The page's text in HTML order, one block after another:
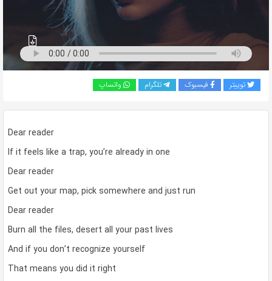
توییتر فیسبوک تلگرام واتساپ
Dear reader
If it feels like a trap, you’re already in one
Dear reader
Get out your map, pick somewhere and just run
Dear reader
Burn all the files, desert all your past lives
And if you don’t recognize yourself
That means you did it right